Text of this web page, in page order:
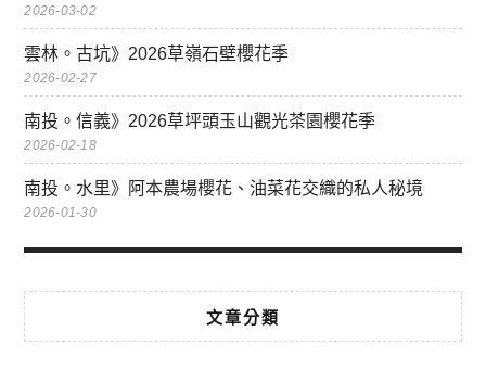
2026-03-02
雲林。古坑》2026草嶺石壁櫻花季
2026-02-27
南投。信義》2026草坪頭玉山觀光茶園櫻花季
2026-02-18
南投。水里》阿本農場櫻花、油菜花交織的私人秘境
2026-01-30
文章分類